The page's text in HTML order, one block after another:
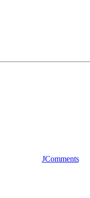
JComments